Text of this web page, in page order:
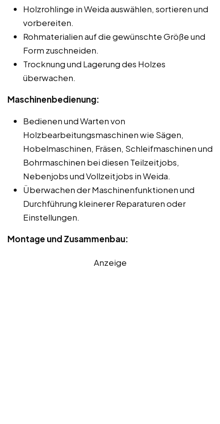
Holzrohlinge in Weida auswählen, sortieren und
vorbereiten.
Rohmaterialien auf die gewünschte Größe und
Form zuschneiden.
Trocknung und Lagerung des Holzes
überwachen.
Maschinenbedienung:
Bedienen und Warten von
Holzbearbeitungsmaschinen wie Sägen,
Hobelmaschinen, Fräsen, Schleifmaschinen und
Bohrmaschinen bei diesen Teilzeitjobs,
Nebenjobs und Vollzeitjobs in Weida.
Überwachen der Maschinenfunktionen und
Durchführung kleinerer Reparaturen oder
Einstellungen.
Montage und Zusammenbau:
Anzeige